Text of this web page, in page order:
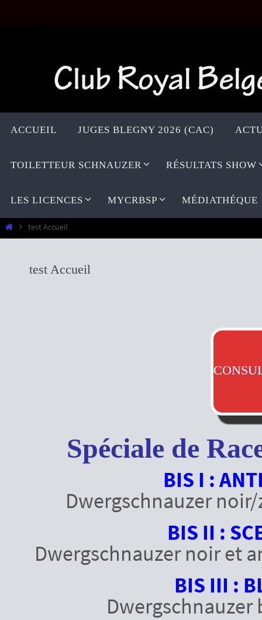
Passer
versACCUEIL JUGES BLEGNY 2026 (CAC)
TOILETTEUR SCHNAUZER RÉSULTATS SHOW
LES LICENCES MYCRBSP MÉDIATHÉQUE
Hometest Accueil
test Accueil
Spéciale de
BIS I :
Dwergschnauzer noir/
BIS II :
Dwergschnauzer noir et
BIS III :